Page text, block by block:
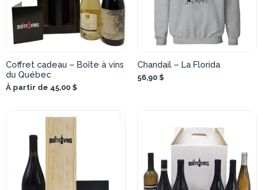
Coffret cadeau – Boîte à vins
du Québec
À partir de 45,00 $
Chandail – La Florida
56,90 $